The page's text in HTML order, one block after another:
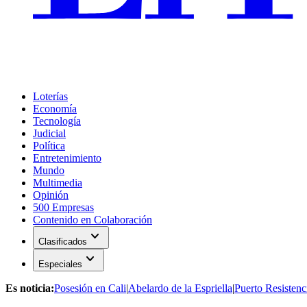
Loterías
Economía
Tecnología
Judicial
Política
Entretenimiento
Mundo
Multimedia
Opinión
500 Empresas
Contenido en Colaboración
Clasificados expand_more
Especiales expand_more
Es noticia:Posesión en Cali|Abelardo de la Espriella|Puerto